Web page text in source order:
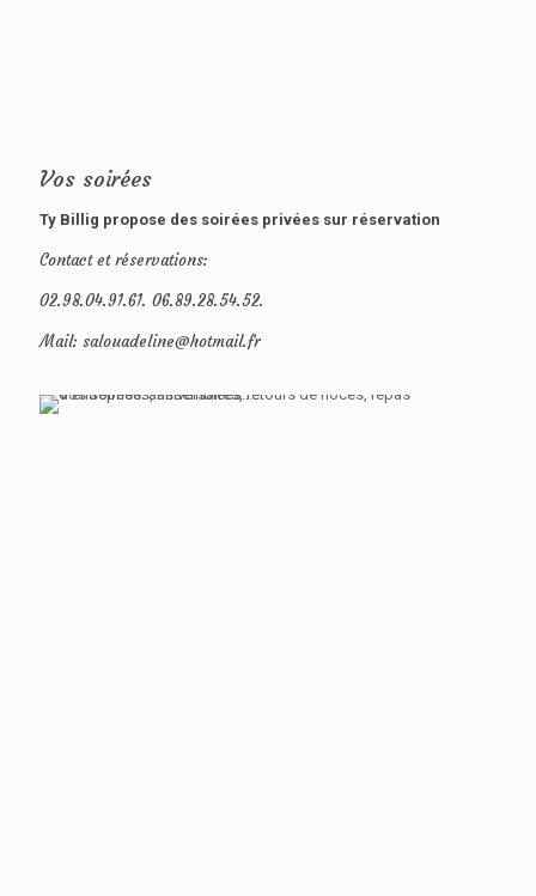
Vos soirées
Ty Billig propose des soirées privées sur réservation
Contact et réservations:
02.98.04.91.61. 06.89.28.54.52.
Mail: salouadeline@hotmail.fr